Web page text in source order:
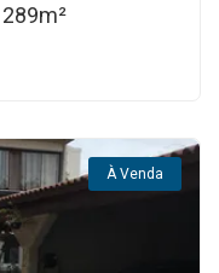
À Venda